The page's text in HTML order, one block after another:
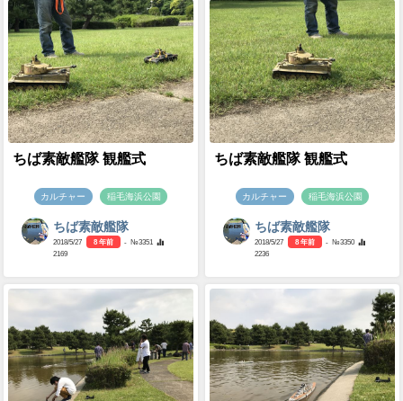
ちば素敵艦隊 観艦式
カルチャー 稲毛海浜公園
ちば素敵艦隊
2018/5/27 8 年前
- №3351
2169
ちば素敵艦隊 観艦式
カルチャー 稲毛海浜公園
ちば素敵艦隊
2018/5/27 8 年前
- №3350
2236